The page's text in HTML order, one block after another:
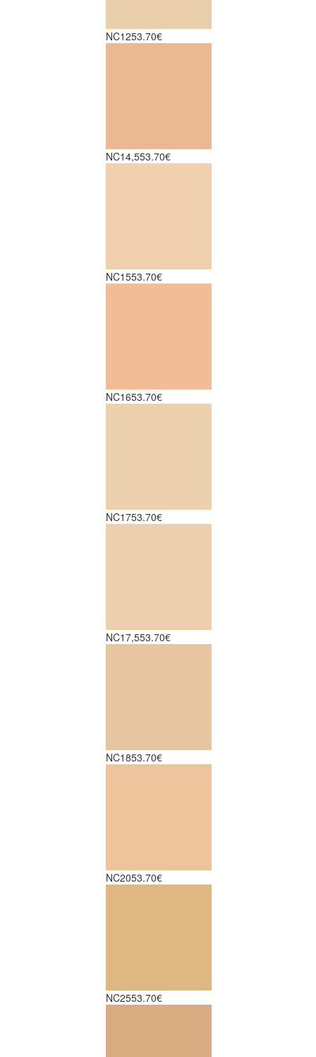
NC1253.70€
NC14,553.70€
NC1553.70€
NC1653.70€
NC1753.70€
NC17,553.70€
NC1853.70€
NC2053.70€
NC2553.70€